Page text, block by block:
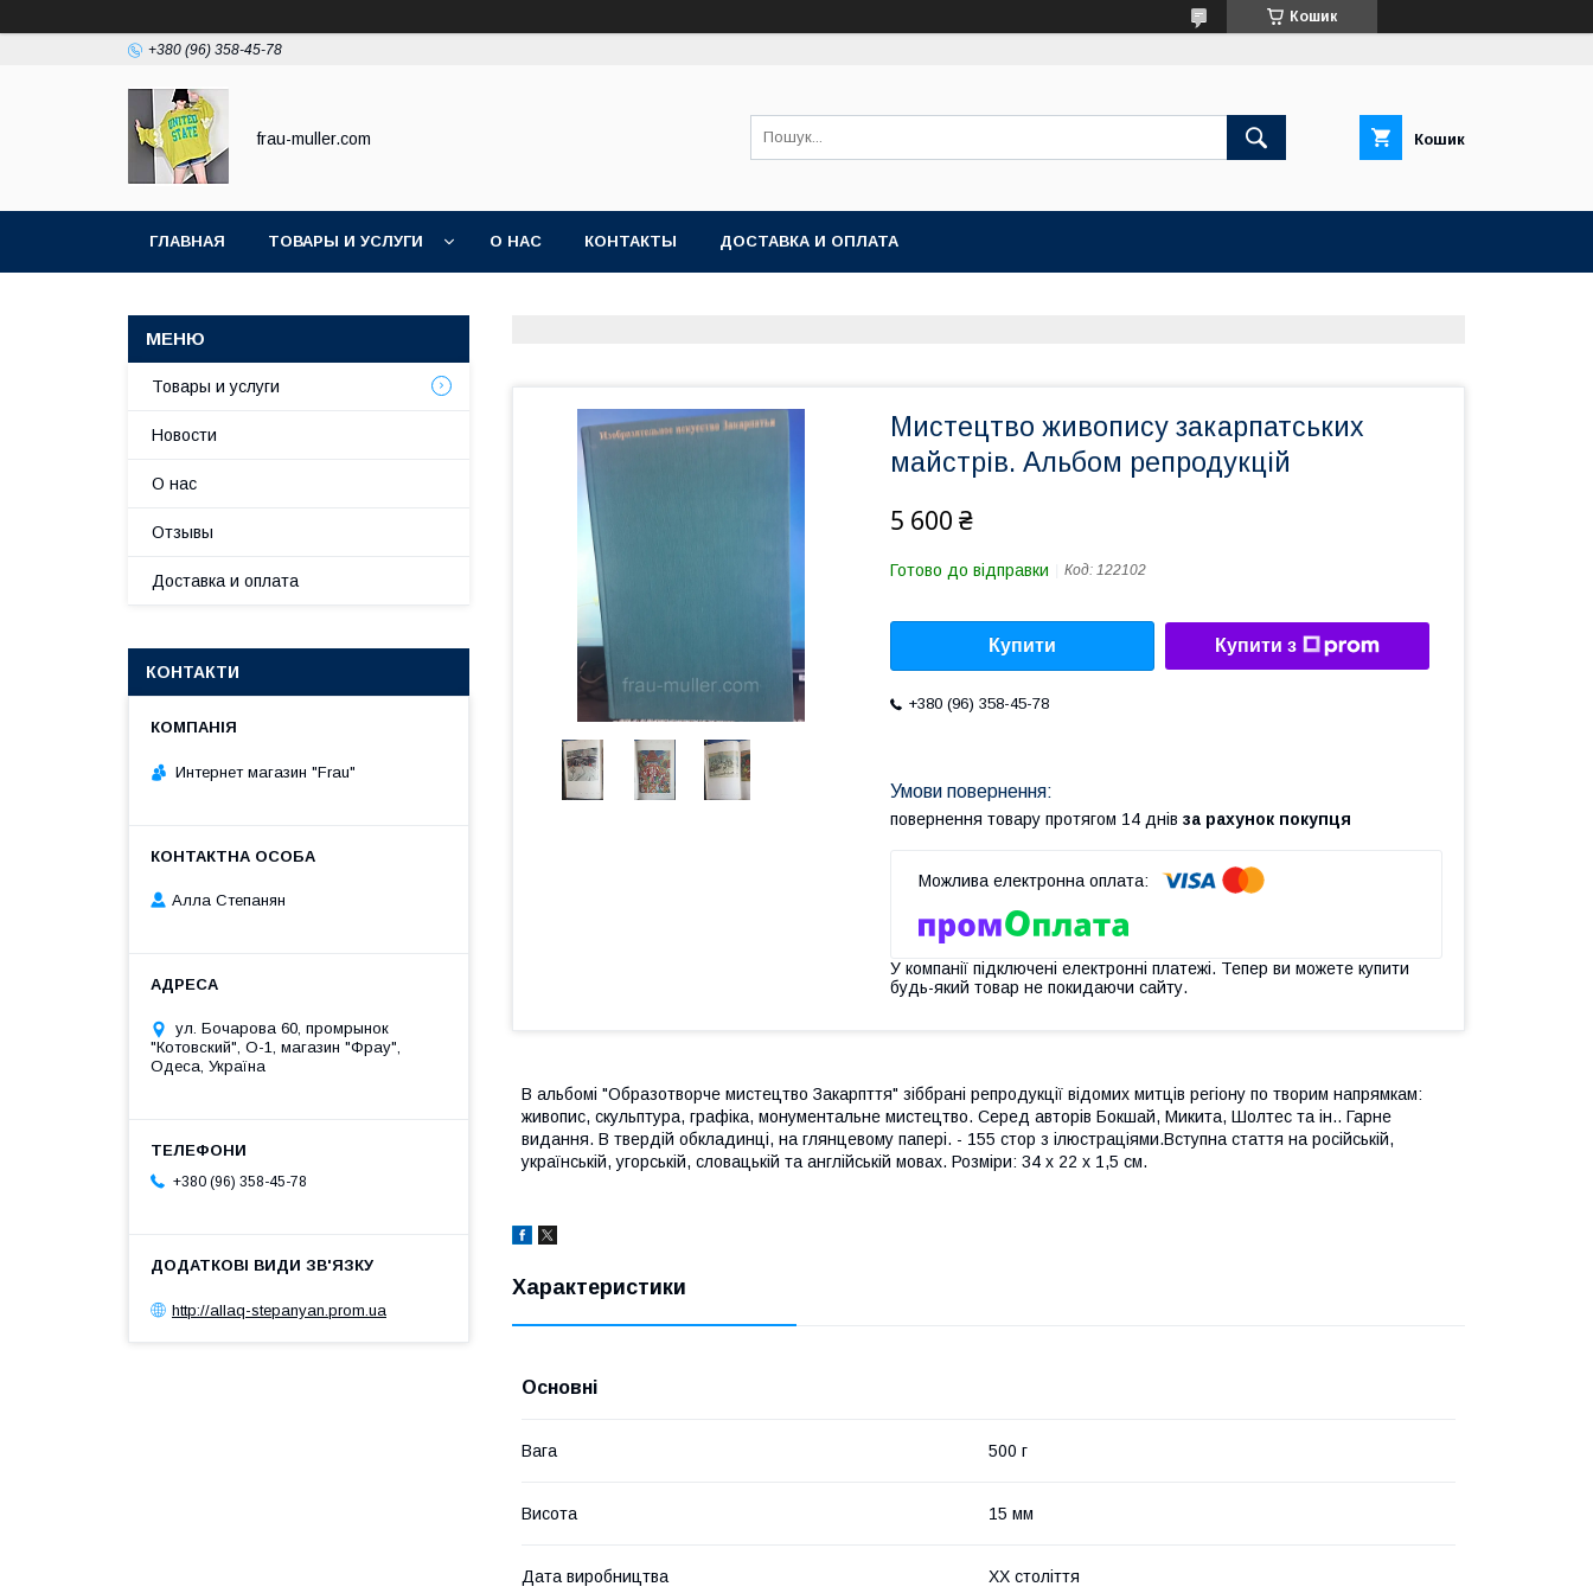
Кошик
+380 (96) 358-45-78
frau-muller.com Кошик
ГЛАВНАЯ ТОВАРЫ И УСЛУГИ О НАС КОНТАКТЫ ДОСТАВКА И ОПЛАТА
Мистецтво живопису закарпатських
майстрів. Альбом репродукцій
5 600 ₴
Готово до відправки Код: 122102
Купити Купити з
+380 (96) 358-45-78
повернення товару протягом 14 днів за рахунок покупця
У компанії підключені електронні платежі. Тепер ви можете купити
будь-який товар не покидаючи сайту.
В альбомі "Образотворче мистецтво Закарпття" зіббрані репродукції відомих митців регіону по творим напрямкам:
живопис, скульптура, графіка, монументальне мистецтво. Серед авторів Бокшай, Микита, Шолтес та ін.. Гарне
видання. В твердій обкладинці, на глянцевому папері. - 155 стор з ілюстраціями.Вступна стаття на російській,
українській, угорській, словацькій та англійській мовах. Розміри: 34 х 22 х 1,5 см.
Характеристики
Основні
Вага 500 г
Висота 15 мм
Дата виробництва XX століття
Товары и услуги
Новости
О нас
Отзывы
Доставка и оплата
КОНТАКТИ
Интернет магазин "Frau"
Алла Степанян
ул. Бочарова 60, промрынок
"Котовский", О-1, магазин "Фрау",
Одеса, Україна
+380 (96) 358-45-78
http://allaq-stepanyan.prom.ua